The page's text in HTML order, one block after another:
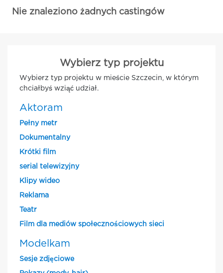
Nie znaleziono żadnych castingów
Wybierz typ projektu
Wybierz typ projektu w mieście Szczecin, w którym
chciałbyś wziąć udział.
Aktoram
Pełny metr
Dokumentalny
Krótki film
serial telewizyjny
Klipy wideo
Reklama
Teatr
Film dla mediów społecznościowych sieci
Modelkam
Sesje zdjęciowe